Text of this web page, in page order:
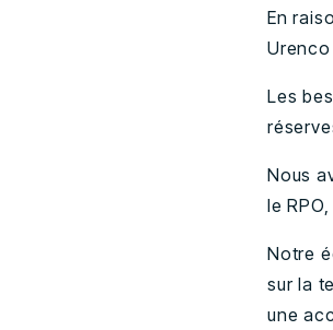
En
Les
Nous
le
Notre
sur la
une